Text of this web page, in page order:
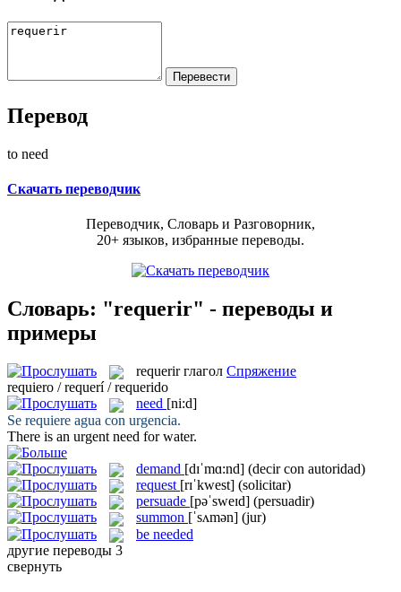
Перевод
to need
Скачать переводчик
Переводчик, Словарь и Разговорник,
20+ языков, избранные переводы.
Словарь: "requerir" - переводы и
примеры
requerir глагол Спряжение
requiero / requerí / requerido
need [ni:d]
Se requiere agua con urgencia.
There is an urgent need for water.
demand [dɪˈmɑ:nd] (decir con autoridad)
request [rɪˈkwest] (solicitar)
persuade [pəˈsweɪd] (persuadir)
summon [ˈsʌmən] (jur)
be needed
другие переводы 3
свернуть